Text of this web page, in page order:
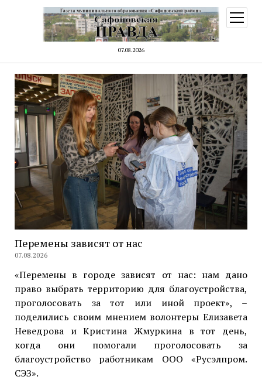
07.08.2026
меню
Перемены зависят от нас
07.08.2026
«Перемены в городе зависят от нас: нам дано
право выбрать территорию для благоустройства,
проголосовать за тот или иной проект», –
поделились своим мнением волонтеры Елизавета
Неведрова и Кристина Жмуркина в тот день,
когда они помогали проголосовать за
благоустройство работникам ООО «Русэлпром.
СЭЗ».